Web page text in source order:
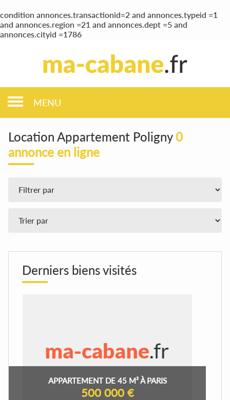
condition annonces.transactionid=2 and annonces.typeid =1
and annonces.region =21 and annonces.dept =5 and
annonces.cityid =1786
MENU
Location Appartement Poligny0
annonce en ligne
Derniers biens visités
APPARTEMENT DE 45 M² À PARIS
500 000 €